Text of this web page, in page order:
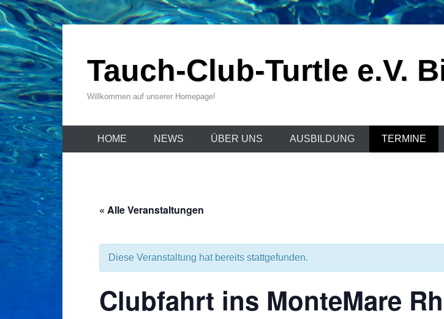
Zum
Inhalt
wechselnTauch-Club-Turtle e.V.
Willkommen auf unserer Homepage!
HOME NEWS ÜBER UNS AUSBILDUNG TERMINE
« Alle Veranstaltungen
Diese Veranstaltung hat bereits stattgefunden.
Clubfahrt ins MonteMare